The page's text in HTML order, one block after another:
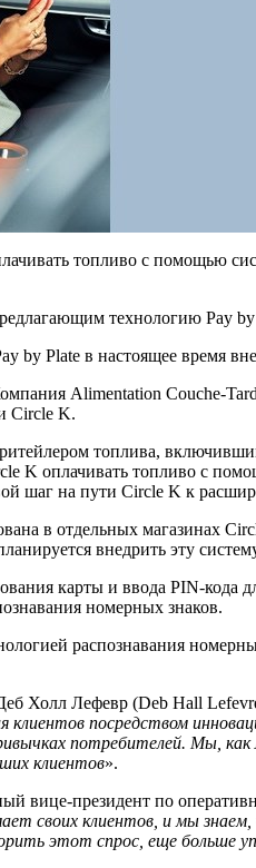
топливо с помощью
технологию Pay
by Plate в настоящее время
Alimentation Couche-
Circle K.
топлива,
K оплачивать топливо с
шаг на пути Circle K к
в отдельных магазинах
внедрить эту
карты и ввода PIN-
номерных знаков.
распознавания
Холл Лефевр (Deb Hall
посредством
потребителей. Мы,
клиентов».
вице-президент по
своих клиентов, и мы
этот спрос, еще больше